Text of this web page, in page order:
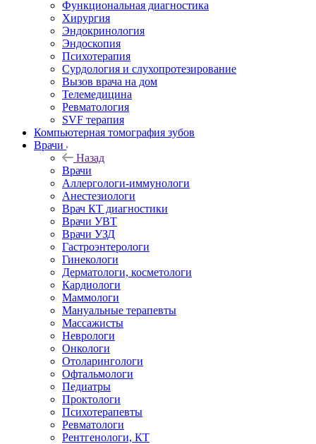
Функциональная диагностика
Хирургия
Эндокринология
Эндоскопия
Психотерапия
Сурдология и слухопротезирование
Вызов врача на дом
Телемедицина
Ревматология
SVF терапия
Компьютерная томография зубов
Врачи
Назад
Врачи
Аллергологи-иммунологи
Анестезиологи
Врач КТ диагностики
Врачи УВТ
Врачи УЗД
Гастроэнтерологи
Гинекологи
Дерматологи, косметологи
Кардиологи
Маммологи
Мануальные терапевты
Массажисты
Неврологи
Онкологи
Отоларингологи
Офтальмологи
Педиатры
Проктологи
Психотерапевты
Ревматологи
Рентгенологи, КТ